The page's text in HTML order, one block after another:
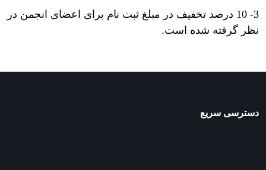
3- 10 درصد تخفیف در مبلغ ثبت نام برای اعضای انجمن در
نظر گرفته شده است.
دسترسی سریع